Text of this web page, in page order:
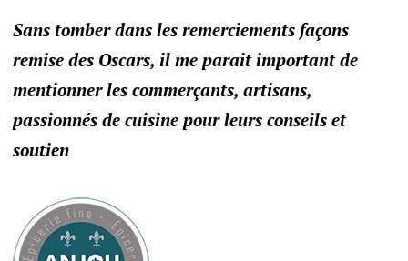
Sans tomber dans les remerciements façons
remise des Oscars, il me parait important de
mentionner les commerçants, artisans,
passionnés de cuisine pour leurs conseils et
soutien